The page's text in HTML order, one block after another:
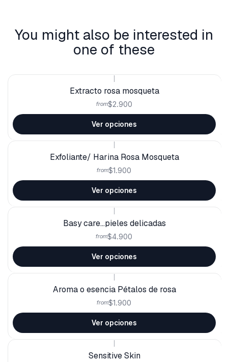
You might also be interested in
one of these
Extracto rosa mosqueta
from$2.900
Ver opciones
Exfoliante/ Harina Rosa Mosqueta
from$1.900
Ver opciones
Basy care...pieles delicadas
from$4.900
Ver opciones
Aroma o esencia Pétalos de rosa
from$1.900
Ver opciones
Sensitive Skin